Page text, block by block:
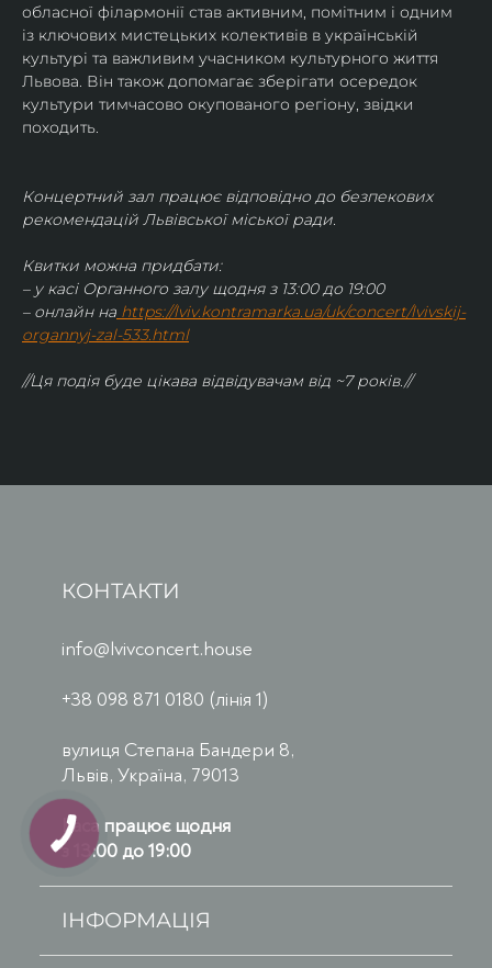
обласної філармонії став активним, помітним і одним
із ключових мистецьких колективів в українській
культурі та важливим учасником культурного життя
Львова. Він також допомагає зберігати осередок
культури тимчасово окупованого регіону, звідки
походить.
Концертний зал працює відповідно до безпекових
рекомендацій Львівської міської ради.
Квитки можна придбати:
– у касі Органного залу щодня з 13:00 до 19:00
– онлайн на https://lviv.kontramarka.ua/uk/concert/lvivskij-
organnyj-zal-533.html
//Ця подія буде цікава відвідувачам від ~7 років.//
КОНТАКТИ
info@lvivconcert.house
+38 098 871 0180 (лінія 1)
вулиця Степана Бандери 8,
Львів, Україна, 79013
Каса працює щодня
з 13:00 до 19:00
ІНФОРМАЦІЯ